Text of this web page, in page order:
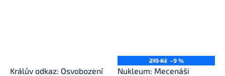
Králův odkaz: Osvobození
219 Kč –9 %
Nukleum: Mecenáši